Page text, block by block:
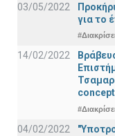
03/05/2022
για το
14/02/2022
04/02/2022